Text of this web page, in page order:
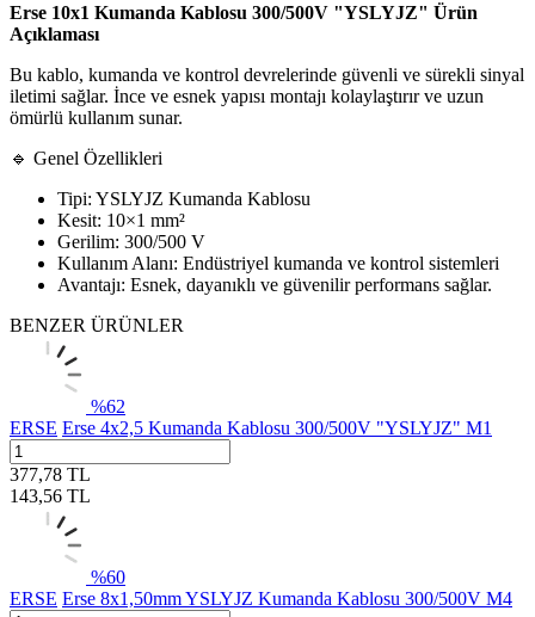
Erse 10x1 Kumanda Kablosu 300/500V "YSLYJZ" Ürün
Açıklaması
Bu kablo, kumanda ve kontrol devrelerinde güvenli ve sürekli sinyal
iletimi sağlar. İnce ve esnek yapısı montajı kolaylaştırır ve uzun
ömürlü kullanım sunar.
🔹 Genel Özellikleri
Tipi: YSLYJZ Kumanda Kablosu
Kesit: 10×1 mm²
Gerilim: 300/500 V
Kullanım Alanı: Endüstriyel kumanda ve kontrol sistemleri
Avantajı: Esnek, dayanıklı ve güvenilir performans sağlar.
BENZER ÜRÜNLER
%62
ERSE Erse 4x2,5 Kumanda Kablosu 300/500V "YSLYJZ" M1
377,78 TL
143,56 TL
%60
ERSE Erse 8x1,50mm YSLYJZ Kumanda Kablosu 300/500V M4